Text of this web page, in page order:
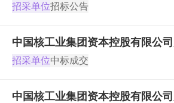
招采单位招标公告
中国核工业集团资本控股有限公
招采单位中标成交
中国核工业集团资本控股有限公